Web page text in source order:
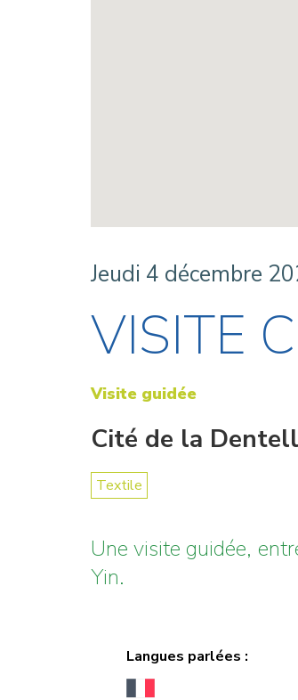
Jeudi 4 décembre
VISITE
Visite guidée
Cité de la
Textile
Une visite guidée,
Yin.
Langues parlées :